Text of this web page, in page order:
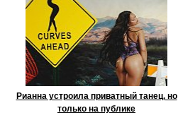
Рианна устроила приватный танец, но
только на публике